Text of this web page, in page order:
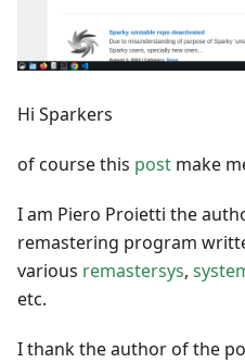
Hi Sparkers
of course this post make
I am Piero Proietti the
remastering program
various remastersys,
etc.
I thank the author of the